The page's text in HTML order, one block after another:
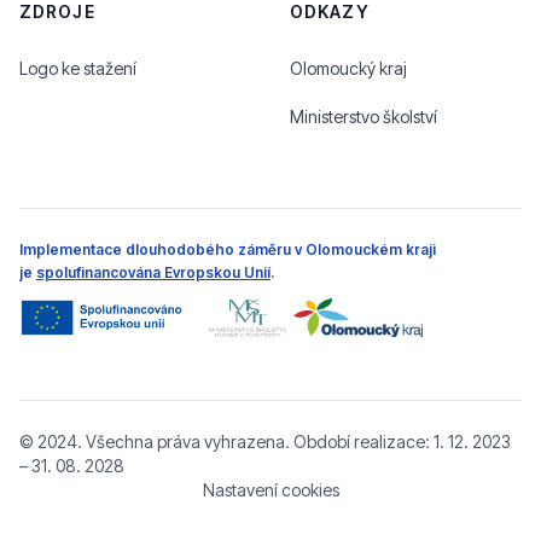
ZDROJE
Logo ke stažení
ODKAZY
Olomoucký kraj
Ministerstvo školství
Implementace dlouhodobého záměru v Olomouckém kraji
je spolufinancována Evropskou Unií.
© 2024. Všechna práva vyhrazena. Období realizace: 1. 12. 2023
– 31. 08. 2028
Nastavení cookies